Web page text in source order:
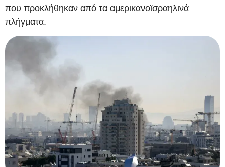
που προκλήθηκαν από τα αμερικανοϊσραηλινά
πλήγματα.